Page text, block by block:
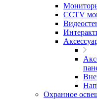
CCTV
Охранное